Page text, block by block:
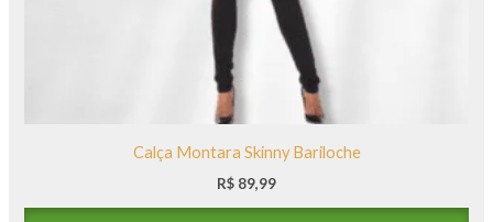
Calça Montara Skinny Bariloche
R$ 89,99